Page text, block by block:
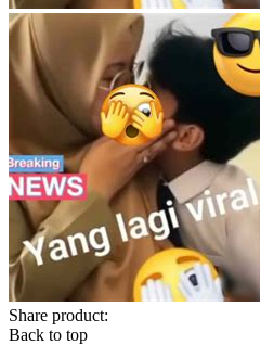
Share product:
Back to top